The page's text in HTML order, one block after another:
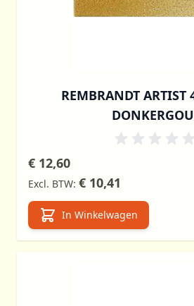
REMBRANDT ARTIST
€ 12,60
€ 10,41
In Winkelwagen